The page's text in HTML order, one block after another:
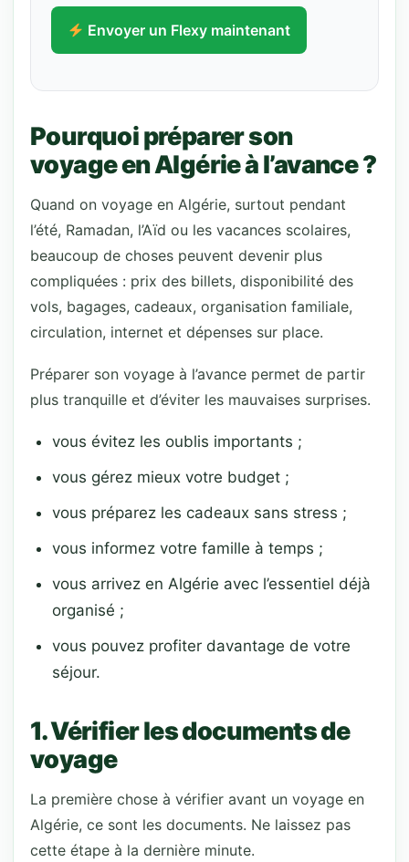
Envoyer un Flexy maintenant
Pourquoi préparer son
voyage en Algérie à l’avance ?
Quand on voyage en Algérie, surtout pendant
l’été, Ramadan, l’Aïd ou les vacances scolaires,
beaucoup de choses peuvent devenir plus
compliquées : prix des billets, disponibilité des
vols, bagages, cadeaux, organisation familiale,
circulation, internet et dépenses sur place.
Préparer son voyage à l’avance permet de partir
plus tranquille et d’éviter les mauvaises surprises.
vous évitez les oublis importants ;
vous gérez mieux votre budget ;
vous préparez les cadeaux sans stress ;
vous informez votre famille à temps ;
vous arrivez en Algérie avec l’essentiel déjà
organisé ;
vous pouvez profiter davantage de votre
séjour.
1. Vérifier les documents de
voyage
La première chose à vérifier avant un voyage en
Algérie, ce sont les documents. Ne laissez pas
cette étape à la dernière minute.